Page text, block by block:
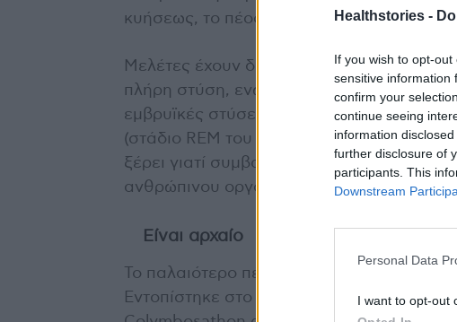
Healthstories -
If you wish to opt-
sensitive information
confirm your
continue seeing
information
further disclosure of
participants. This
Downstream
Personal Data
I want to opt-out
κυήσεως, το πέος γίνεται πλέον
Μελέτες έχουν δείξει πως δεν είναι
πλήρη στύση, ενώ μπορεί να έχουν
στύση
εμβρυϊκές στύσεις εκδηλώνονται
(στάδιο REM του ύπνου) και μπορεί να
ξέρει γιατί συμβαίνουν αυτές οι
ανθρώπινου οργανισμού να βεβαιώνεται
Είναι αρχαίο
Το παλαιότερο πέος χρονολογείται πριν
Εντοπίστηκε στο απολίθωμα ενός